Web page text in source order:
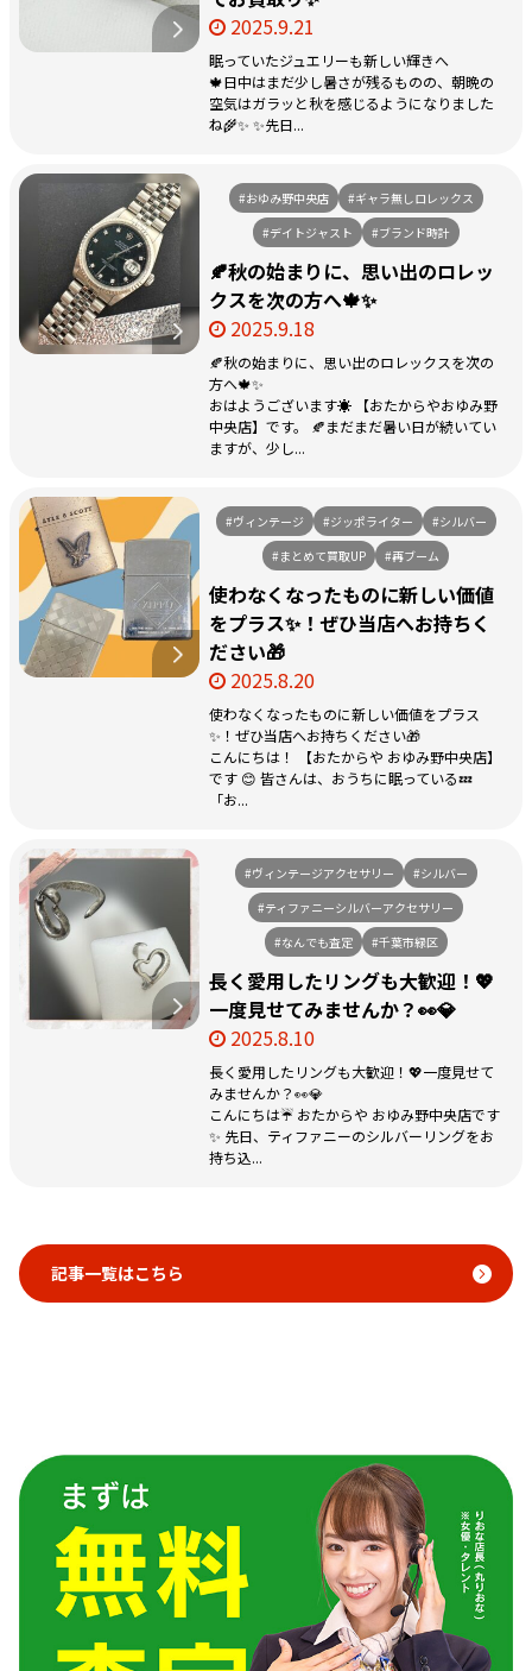
2025.9.21
眠っていたジュエリーも新しい輝きへ
🍁日中はまだ少し暑さが残るものの、朝晩の
空気はガラッと秋を感じるようになりました
ね🌾✨ ✨先日...
#おゆみ野中央店
#ギャラ無しロレックス
#デイトジャスト
#ブランド時計
🍂秋の始まりに、思い出のロレッ
クスを次の方へ🍁✨
2025.9.18
🍂秋の始まりに、思い出のロレックスを次の
方へ🍁✨
おはようございます☀ 【おたからやおゆみ野
中央店】です。 🍂まだまだ暑い日が続いてい
ますが、少し...
#ヴィンテージ #ジッポライター
#シルバー
#まとめて買取UP
#再ブーム
使わなくなったものに新しい価値
をプラス✨！ぜひ当店へお持ちく
ださい🎁
2025.8.20
使わなくなったものに新しい価値をプラス
✨！ぜひ当店へお持ちください🎁
こんにちは！ 【おたからや おゆみ野中央店】
です 😊 皆さんは、おうちに眠っている💤
「お...
#ヴィンテージアクセサリー
#シルバー
#ティファニーシルバーアクセサリー
#なんでも査定
#千葉市緑区
長く愛用したリングも大歓迎！💖
一度見せてみませんか？👀💎
2025.8.10
長く愛用したリングも大歓迎！💖一度見せて
みませんか？👀💎
こんにちは☔ おたからや おゆみ野中央店です
✨ 先日、ティファニーのシルバーリングをお
持ち込...
記事一覧はこちら